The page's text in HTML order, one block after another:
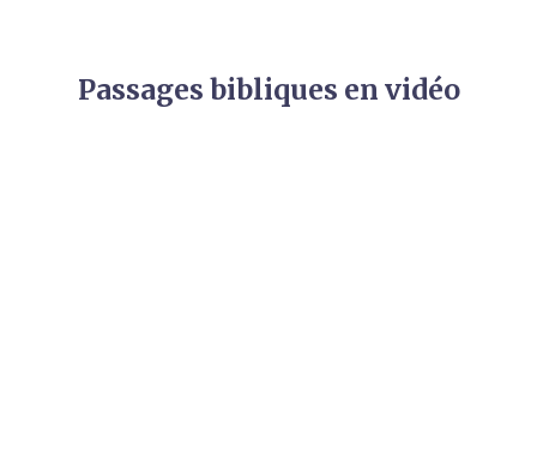
Passages bibliques en vidéo